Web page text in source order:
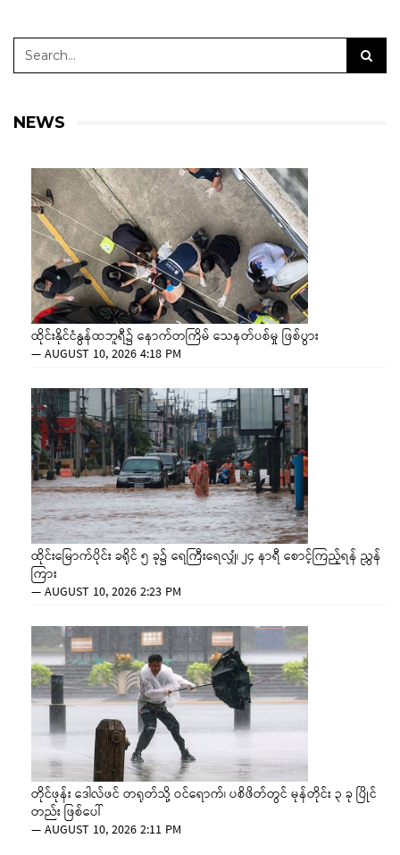
NEWS
ထိုင်းနိုင်ငံနွန်ထဘူရီ၌ နောက်တကြိမ် သေနတ်ပစ်မှု ဖြစ်ပွား
—AUGUST 10, 2026 4:18 PM
ထိုင်းမြောက်ပိုင်း ခရိုင် ၅ ခု၌ ရေကြီးရေလျှံ၊ ၂၄ နာရီ စောင့်ကြည့်ရန် ညွှန်
ကြား
—AUGUST 10, 2026 2:23 PM
တိုင်ဖုန်း ဒေါလ်ဖင် တရုတ်သို့ ဝင်ရောက်၊ ပစိဖိတ်တွင် မုန်တိုင်း ၃ ခု ပြိုင်
တည်း ဖြစ်ပေါ်
—AUGUST 10, 2026 2:11 PM